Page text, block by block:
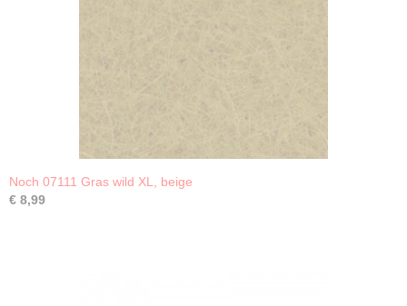
Noch 07111 Gras wild XL, beige
€ 8,99